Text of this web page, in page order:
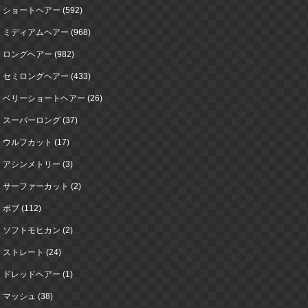
ショートヘアー (592)
ミディアムヘアー (968)
ロングヘアー (982)
セミロングヘアー (433)
ベリーショートヘアー (26)
スーパーロング (37)
ウルフカット (17)
アシンメトリー (3)
サーファーカット (2)
ボブ (112)
ソフトモヒカン (2)
ストレート (24)
ドレッドヘアー (1)
マッシュ (38)